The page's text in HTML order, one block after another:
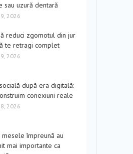
sau uzură dentară
2026
reduci zgomotul din jur
te retragi complet
2026
după era digitală:
conexiuni reale
2026
mesele împreună au
mai importante ca